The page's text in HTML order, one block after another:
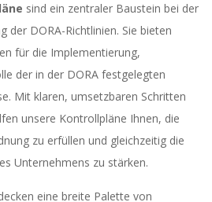
sind ein zentraler Baustein bei der
der DORA-Richtlinien. Sie bieten
für die Implementierung,
der in der DORA festgelegten
Mit klaren, umsetzbaren Schritten
unsere Kontrollpläne Ihnen, die
zu erfüllen und gleichzeitig die
Unternehmens zu stärken.
eine breite Palette von